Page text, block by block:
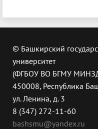
© Башкирский
университет
(ФГБОУ ВО БГМУ
450008, Республика
ул. Ленина, д. 3
8 (347) 272-11-60
bashsmu@yandex.ru